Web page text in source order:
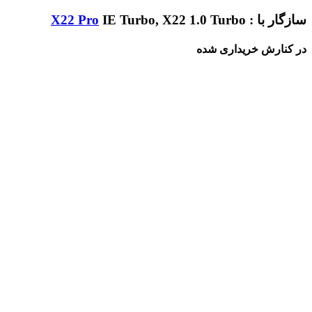
سازگار با : X22 Pro IE Turbo, X22 1.0 Turbo
در کنارش خریداری شده